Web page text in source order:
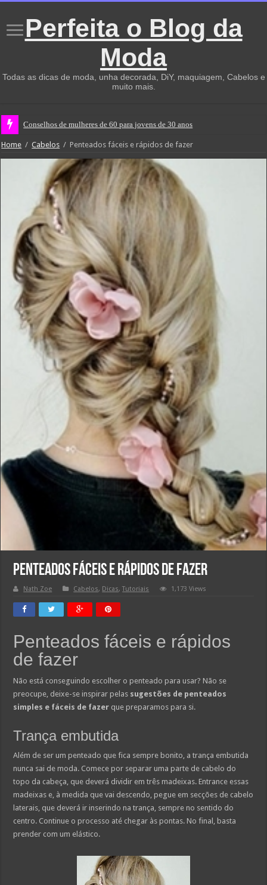
Perfeita o Blog da
Moda
Todas as dicas de moda, unha decorada, DiY, maquiagem, Cabelos e
muito mais.
Conselhos de mulheres de 60 para jovens de 30 anos
Home / Cabelos / Penteados fáceis e rápidos de fazer
Penteados fáceis e rápidos de fazer
Nath Zoe Cabelos, Dicas,Tutoriais 1,173 Views
Penteados fáceis e rápidos
de fazer
Não está conseguindo escolher o penteado para usar? Não se
preocupe, deixe-se inspirar pelas sugestões de penteados
simples e fáceis de fazer que preparamos para si.
Trança embutida
Além de ser um penteado que fica sempre bonito, a trança embutida
nunca sai de moda. Comece por separar uma parte de cabelo do
topo da cabeça, que deverá dividir em três madeixas. Entrance essas
madeixas e, à medida que vai descendo, pegue em secções de cabelo
laterais, que deverá ir inserindo na trança, sempre no sentido do
centro. Continue o processo até chegar às pontas. No final, basta
prender com um elástico.